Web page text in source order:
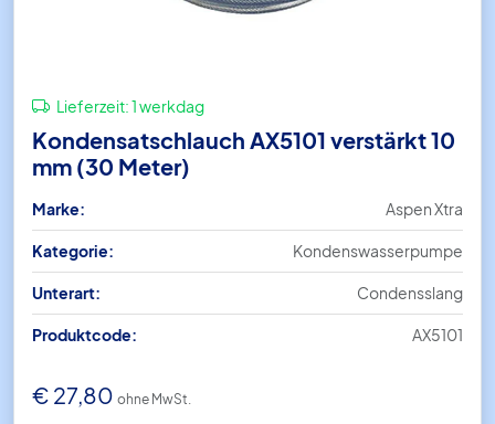
Lieferzeit:1 werkdag
Kondensatschlauch AX5101 verstärkt 10
mm (30 Meter)
Marke: Aspen Xtra
Kategorie: Kondenswasserpumpe
Unterart: Condensslang
Produktcode: AX5101
€ 27,80 ohne MwSt.